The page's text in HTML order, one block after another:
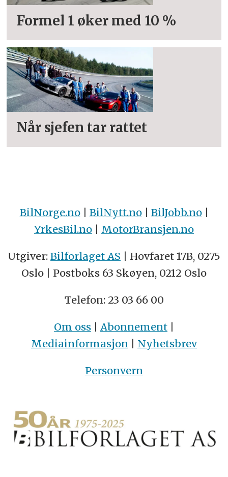
Formel 1 øker med 10 %
Når sjefen tar rattet
BilNorge.no| BilNytt.no| BilJobb.no|
YrkesBil.no | MotorBransjen.no
Utgiver: Bilforlaget AS | Hovfaret 17B, 0275
Oslo | Postboks 63 Skøyen, 0212 Oslo
Telefon: 23 03 66 00
Om oss | Abonnement |
Mediainformasjon | Nyhetsbrev
Personvern